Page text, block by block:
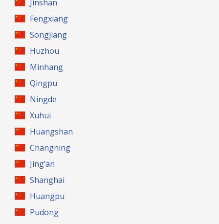
Jinshan
Fengxiang
Songjiang
Huzhou
Minhang
Qingpu
Ningde
Xuhui
Huangshan
Changning
Jing’an
Shanghai
Huangpu
Pudong